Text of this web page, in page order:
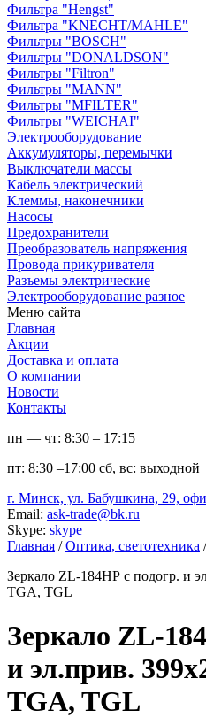
Фильтра "Hengst"
Фильтра "KNECHT/MAHLE"
Фильтры "BOSCH"
Фильтры "DONALDSON"
Фильтры "Filtron"
Фильтры "MANN"
Фильтры "MFILTER"
Фильтры "WEICHAI"
Электрооборудование
Аккумуляторы, перемычки
Выключатели массы
Кабель электрический
Клеммы, наконечники
Насосы
Предохранители
Преобразователь напряжения
Провода прикуривателя
Разъемы электрические
Электрооборудование разное
Меню сайта
Главная
Акции
Доставка и оплата
О компании
Новости
Контакты
пн — чт: 8:30 – 17:15
пт: 8:30 –17:00 сб, вс: выходной
г. Минск, ул. Бабушкина, 29,
Email: ask-trade@bk.ru
Skype: skype
Главная / Оптика, светотехника /
Зеркало ZL-184НР с подогр. и
TGA, TGL
Зеркало ZL-
и эл.прив.
TGA, TGL